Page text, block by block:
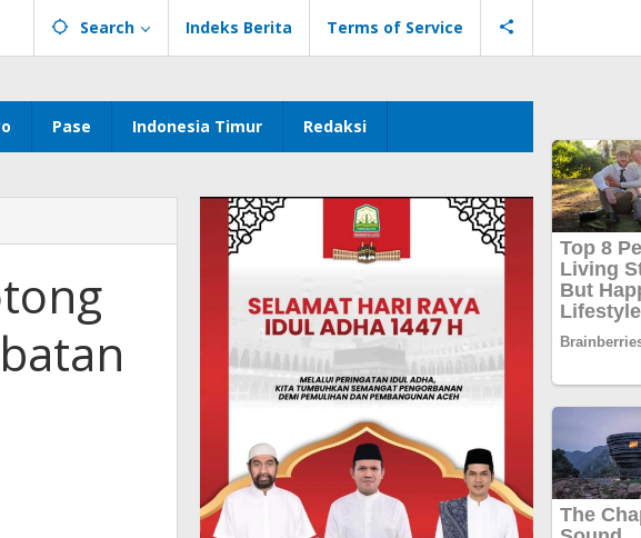
Search Indeks Berita Terms of Service
Pase Indonesia Timur Redaksi